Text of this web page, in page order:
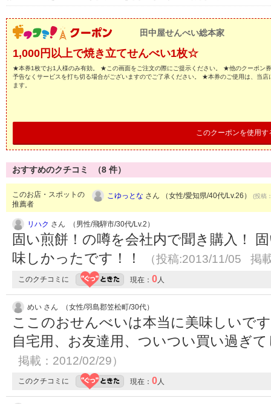
田中屋せんべい総本家
1,000円以上で焼き立てせんべい1枚☆
★本券1枚でお1人様のみ有効。 ★この画面をご注文の際にご提示ください。 ★他のクーポン
予告なくサービスを打ち切る場合がございますのでご了承ください。 ★本券のご使用は、当
ます。
このクーポンを使用す
おすすめのクチコミ （8 件）
このお店・スポットの
推薦者
こゆっとな さん （女性/愛知県/40代/Lv.26） (投稿
リハク さん （男性/飛騨市/30代/Lv.2）
固い煎餅！の噂を会社内で聞き購入！
味しかったです！！
（投稿:2013/11/05 掲
このクチコミに 現在： 0人
めい さん （女性/羽島郡笠松町/30代）
ここのおせんべいは本当に美味しいで
自宅用、お友達用、ついつい買い過ぎ
掲載：2012/02/29）
このクチコミに 現在： 0人